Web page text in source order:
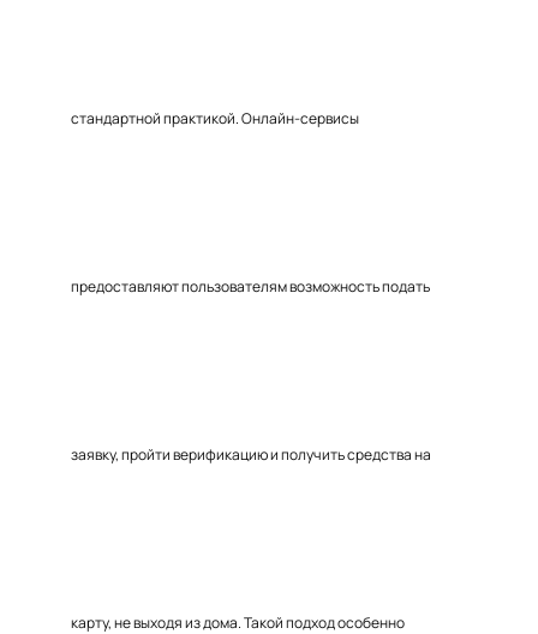
стандартной практикой. Онлайн-сервисы
предоставляют пользователям возможность подать
заявку, пройти верификацию и получить средства на
карту, не выходя из дома. Такой подход особенно